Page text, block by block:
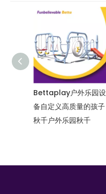
Bettaplay公园高品质
的孩子秋千户外乐园秋
千户外乐园设备